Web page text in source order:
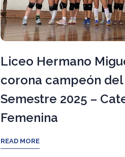
Liceo Hermano
corona campeón del
Semestre 2025 –
Femenina
READ MORE